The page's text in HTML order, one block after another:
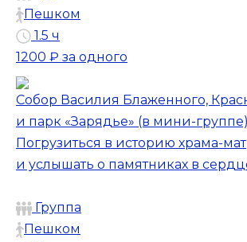
Пешком
1.5 ч
1200 ₽ за одного
Собор Василия Блаженного,
и парк «Зарядье» (в мини-группе)
Погрузиться в историю храма-
и услышать о памятниках в
Группа
Пешком